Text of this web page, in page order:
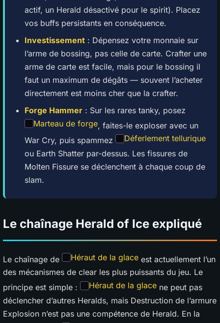
actif, un Herald désactivé pour le spirit). Placez
vos buffs persistants en conséquence.
Investissement : Dépensez votre monnaie sur
l’arme de bossing, pas celle de carte. Crafter une
arme de carte est facile, mais pour le bossing il
faut un maximum de dégâts — souvent l’acheter
directement est moins cher que la crafter.
Forge Hammer : Sur les rares tanky, posez
Marteau de forge, faites-le exploser avec un
War Cry, puis spammez
Déferlement tellurique
ou Earth Shatter par-dessus. Les fissures de
Molten Fissure se déclenchent à chaque coup de
slam.
Le chaînage Herald of Ice expliqué
Le chaînage de Héraut de la glace est actuellement l’un
des mécanismes de clear les plus puissants du jeu. Le
principe est simple :
Héraut de la glace ne peut pas
déclencher d’autres Heralds, mais Destruction de l’armure
Explosion n’est pas une compétence de Herald. En la